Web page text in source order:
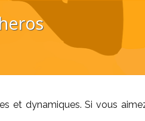
et dynamiques. Si vous